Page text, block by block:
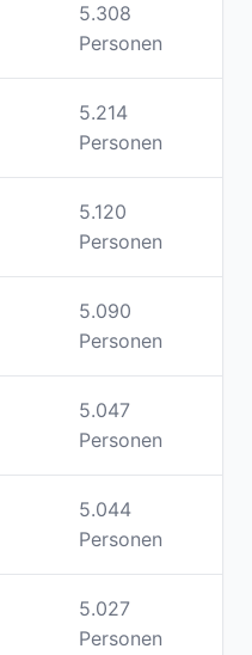
5.308
Personen
5.214
Personen
5.120
Personen
5.090
Personen
5.047
Personen
5.044
Personen
5.027
Personen